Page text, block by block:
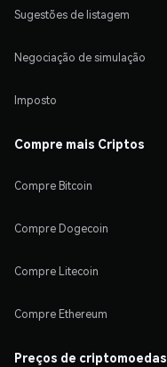
Sugestões de listagem
Negociação de simulação
Imposto
Compre mais Criptos
Compre Bitcoin
Compre Dogecoin
Compre Litecoin
Compre Ethereum
Preços de criptomoedas